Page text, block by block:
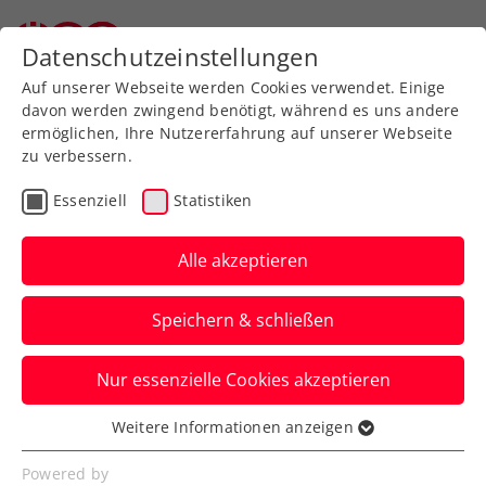
Zurück zur Newsübersicht
Turniere
Salzburg Open presented
by mystaff.: Neumayer
und Neuchrist im
Viertelfinale ebenfalls
gestoppt
Im Einzel geht der ATP-Challenger beim 1.
Datenschutzeinstellungen
Auf unserer Webseite werden Cookies verwendet. Einige
davon werden zwingend benötigt, während es uns andere
ermöglichen, Ihre Nutzererfahrung auf unserer Webseite
zu verbessern.
Essenziell Statistiken
Alle akzeptieren
Speichern & schließen
Nur essenzielle Cookies akzeptieren
Essenziell
Essenzielle Cookies werden für grundlegende
Weitere Informationen anzeigen
Powered by